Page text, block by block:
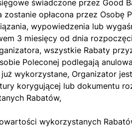
świadczone przez Good
opłacona przez Osobę
wypowiedzenia lub
3 miesięcy od dnia
wszystkie Rabaty
Poleconej podlegają
już wykorzystane, Organizator
korygującej lub dokumentu
Rabatów,
wykorzystanych